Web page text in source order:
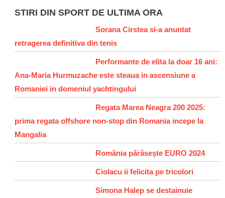
STIRI DIN SPORT DE ULTIMA ORA
Sorana Cirstea si-a anuntat
retragerea definitiva din tenis
Performante de elita la doar 16 ani:
Ana-Maria Hurmuzache este steaua in ascensiune a
Romaniei in domeniul yachtingului
Regata Marea Neagra 200 2025:
prima regata offshore non-stop din Romania incepe la
Mangalia
România părăsește EURO 2024
Ciolacu ii felicita pe tricolori
Simona Halep se destainuie